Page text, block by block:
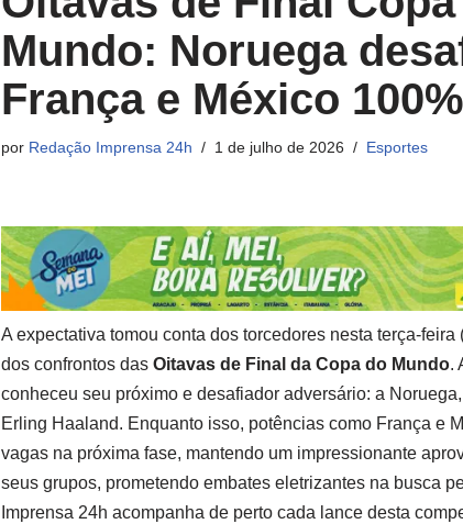
Mundo: Noruega
França e México 100%
por Redação Imprensa 24h 1 de julho de 2026 Esportes
A expectativa tomou conta dos torcedores nesta terça-feira
dos confrontos das Oitavas de Final da Copa do Mundo.
conheceu seu próximo e desafiador adversário: a
Erling Haaland. Enquanto isso, potências como França e
vagas na próxima fase, mantendo um impressionante
seus grupos, prometendo embates eletrizantes na busca
Imprensa 24h acompanha de perto cada lance desta